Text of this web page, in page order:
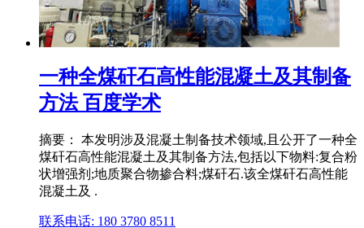
一种全煤矸石高性能混凝土及其制备
方法 百度学术
摘要： 本发明涉及混凝土制备技术领域,且公开了一种全
煤矸石高性能混凝土及其制备方法,包括以下物料:复合粉
状增强剂;地质聚合物掺合料;煤矸石.该全煤矸石高性能
混凝土及 .
联系电话: 180 3780 8511